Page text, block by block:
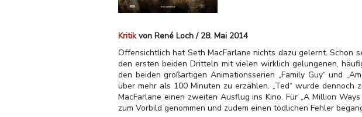
Kritikvon René Loch / 28. Mai 2014
Offensichtlich hat Seth MacFarlane nichts dazu gelernt. Schon
den ersten beiden Dritteln mit vielen wirklich gelungenen,
den beiden großartigen Animationsserien „Family Guy“ und
über mehr als 100 Minuten zu erzählen. „Ted“ wurde
MacFarlane einen zweiten Ausflug ins Kino. Für „A Million
zum Vorbild genommen und zudem einen tödlichen Fehler